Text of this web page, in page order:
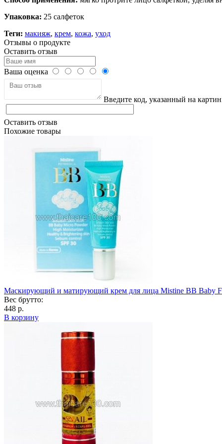
Упаковка: 25 салфеток
Теги: макияж, крем, кожа, уход
Отзывы о продукте
Оставить отзыв
Ваша оценка
Введите код, указанный на
Оставить отзыв
Похожие товары
Маскирующий и матирующий крем для лица Mistine BB Baby
Вес брутто:
448 р.
В корзину